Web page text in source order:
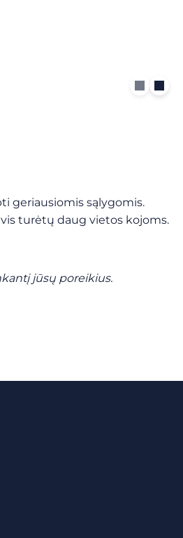
geriausiomis sąlygomis.
turėtų daug vietos kojoms.
jūsų poreikius.